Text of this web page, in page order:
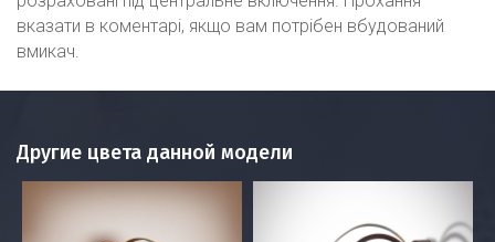
вказати в коментарі, якщо вам потрібен вбудований
вмикач.
Другие цвета данной модели